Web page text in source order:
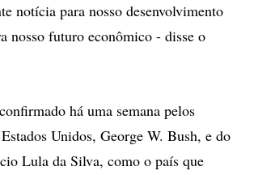
notícia para nosso desenvolvimento
nosso futuro econômico - disse o
há uma semana pelos
Unidos, George W. Bush, e do
Lula da Silva, como o país que